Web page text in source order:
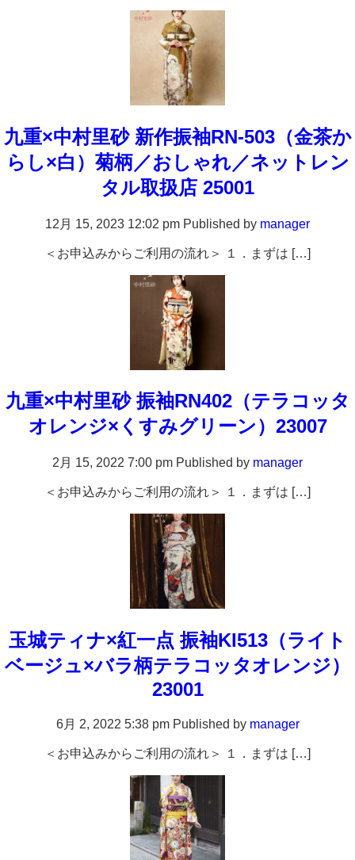
九重×中村里砂 新作振袖RN-503（金茶か
らし×白）菊柄／おしゃれ／ネットレン
タル取扱店 25001
12月 15, 2023 12:02 pm Published by manager
＜お申込みからご利用の流れ＞ １．まずは […]
九重×中村里砂 振袖RN402（テラコッタ
オレンジ×くすみグリーン）23007
2月 15, 2022 7:00 pm Published by manager
＜お申込みからご利用の流れ＞ １．まずは […]
玉城ティナ×紅一点 振袖KI513（ライト
ベージュ×バラ柄テラコッタオレンジ）
23001
6月 2, 2022 5:38 pm Published by manager
＜お申込みからご利用の流れ＞ １．まずは […]